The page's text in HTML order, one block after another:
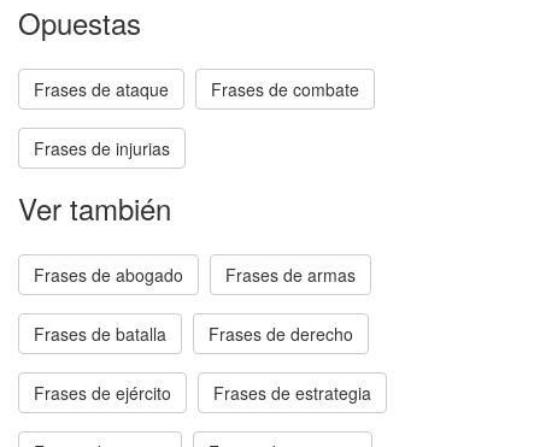
Opuestas
Frases de ataque Frases de combate
Frases de injurias
Ver también
Frases de abogado Frases de armas
Frases de batalla Frases de derecho
Frases de ejército Frases de estrategia